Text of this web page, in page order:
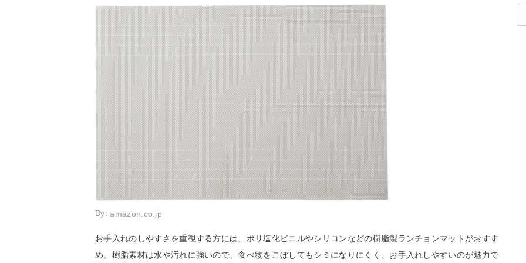
By:amazon.co.jp
お手入れのしやすさを重視する方には、ポリ塩化ビニルやシリコンなどの樹脂製ランチョンマットがおすす
め。樹脂素材は水や汚れに強いので、食べ物をこぼしてもシミになりにくく、お手入れしやすいのが魅力で